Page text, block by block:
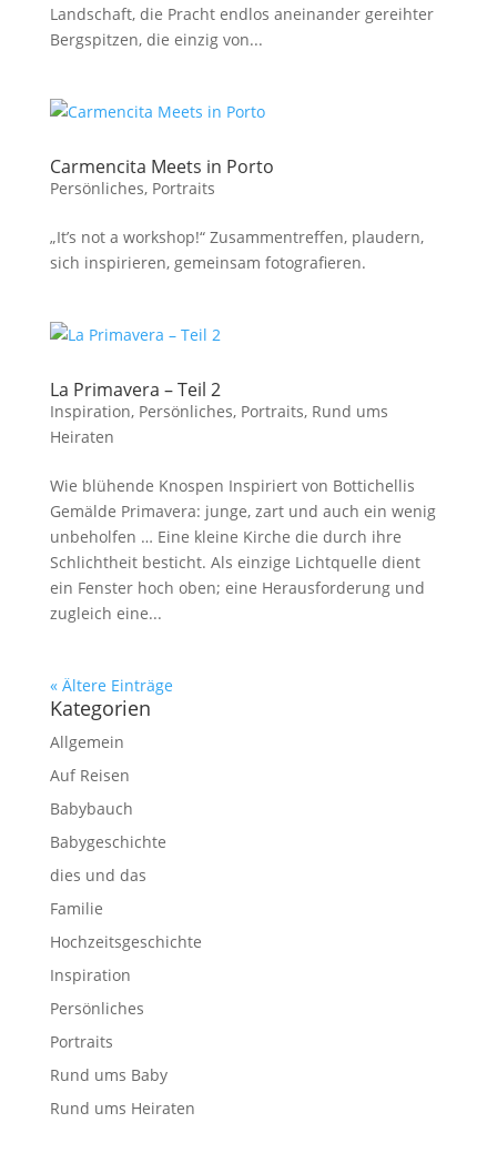
Landschaft, die Pracht endlos aneinander gereihter
Bergspitzen, die einzig von...
Carmencita Meets in Porto
Persönliches, Portraits
„It’s not a workshop!“ Zusammentreffen, plaudern,
sich inspirieren, gemeinsam fotografieren.
La Primavera – Teil 2
Inspiration, Persönliches, Portraits, Rund ums
Heiraten
Wie blühende Knospen Inspiriert von Bottichellis
Gemälde Primavera: junge, zart und auch ein wenig
unbeholfen … Eine kleine Kirche die durch ihre
Schlichtheit besticht. Als einzige Lichtquelle dient
ein Fenster hoch oben; eine Herausforderung und
zugleich eine...
« Ältere Einträge
Kategorien
Allgemein
Auf Reisen
Babybauch
Babygeschichte
dies und das
Familie
Hochzeitsgeschichte
Inspiration
Persönliches
Portraits
Rund ums Baby
Rund ums Heiraten